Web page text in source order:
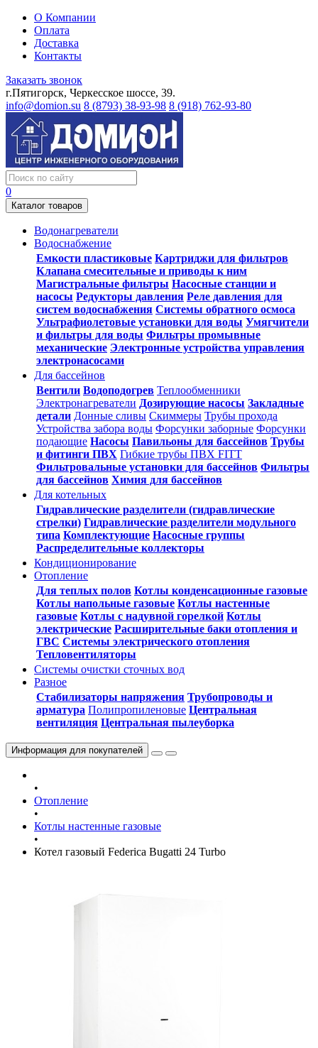
О Компании
Оплата
Доставка
Контакты
Заказать звонок
г.Пятигорск, Черкесское шоссе, 39.
info@domion.su 8 (8793) 38-93-98 8 (918) 762-93-80
0
Каталог товаров
Водонагреватели
Водоснабжение
Емкости пластиковые Картриджи для фильтров
Клапана смесительные и приводы к ним
Магистральные фильтры Насосные станции и
насосы Редукторы давления Реле давления для
систем водоснабжения Системы обратного осмоса
Ультрафиолетовые установки для воды Умягчители
и фильтры для воды Фильтры промывные
механические Электронные устройства управления
электронасосами
Для бассейнов
Вентили Водоподогрев Теплообменники
Электронагреватели Дозирующие насосы Закладные
детали Донные сливы Скиммеры Трубы прохода
Устройства забора воды Форсунки заборные Форсунки
подающие Насосы Павильоны для бассейнов Трубы
и фитинги ПВХ Гибкие трубы ПВХ FITT
Фильтровальные установки для бассейнов Фильтры
для бассейнов Химия для бассейнов
Для котельных
Гидравлические разделители (гидравлические
стрелки) Гидравлические разделители модульного
типа Комплектующие Насосные группы
Распределительные коллекторы
Кондиционирование
Отопление
Для теплых полов Котлы конденсационные газовые
Котлы напольные газовые Котлы настенные
газовые Котлы с надувной горелкой Котлы
электрические Расширительные баки отопления и
ГВС Системы электрического отопления
Тепловентиляторы
Системы очистки сточных вод
Разное
Стабилизаторы напряжения Трубопроводы и
арматура Полипропиленовые Центральная
вентиляция Центральная пылеуборка
Информация для покупателей
•
Отопление
•
Котлы настенные газовые
•
Котел газовый Federica Bugatti 24 Turbo